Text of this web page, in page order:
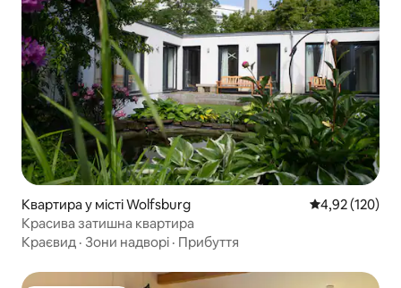
Квартира у місті Wolfsburg Середня
4,92 (120)
Красива затишна квартира
Краєвид · Зони надворі · Прибуття